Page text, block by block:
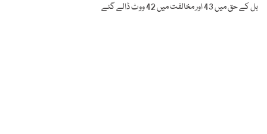
بل کے حق میں 43 اور مخالفت میں 42 ووٹ ڈالے گئے